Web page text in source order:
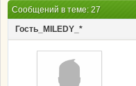
Сообщений в теме: 27
Гость_MILEDY_*